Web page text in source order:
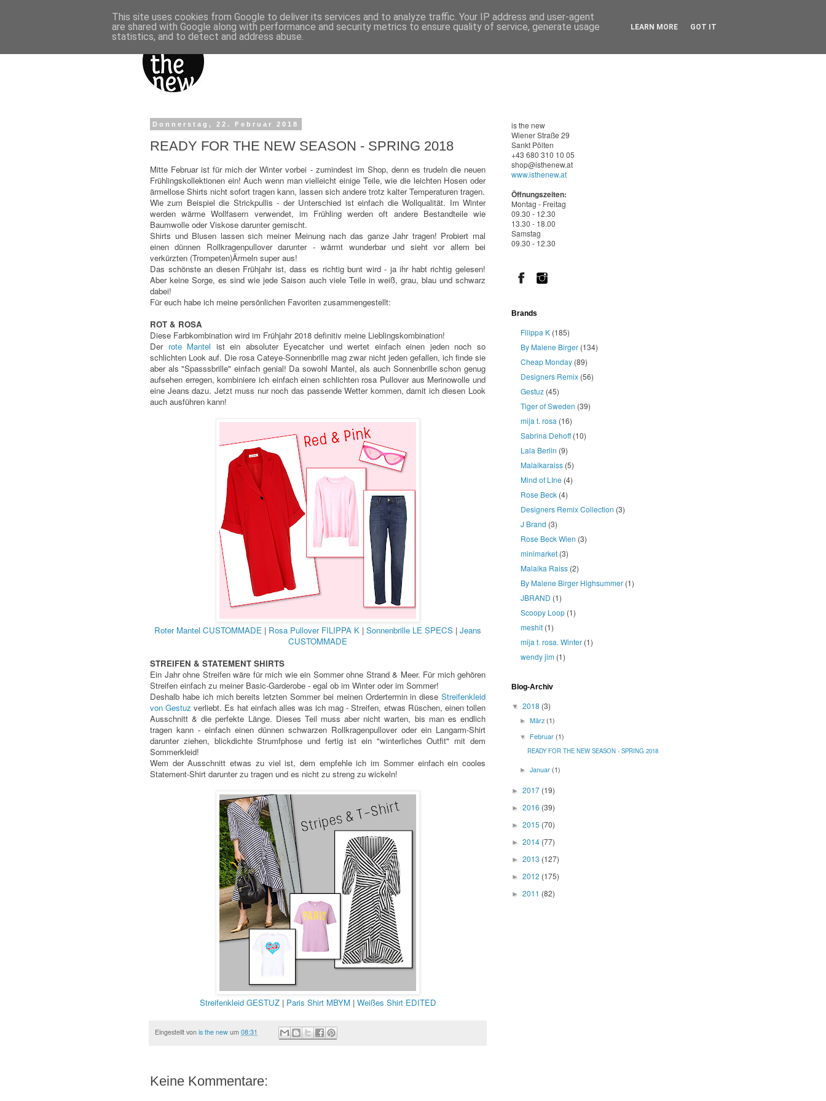
Donnerstag, 22. Februar 2018
READY FOR THE NEW SEASON - SPRING 2018
Mitte Februar ist für mich der Winter vorbei - zumindest im Shop, denn es trudeln die neuen
Frühlingskollektionen ein! Auch wenn man vielleicht einige Teile, wie die leichten Hosen oder
ärmellose Shirts nicht sofort tragen kann, lassen sich andere trotz kalter Temperaturen tragen.
Wie zum Beispiel die Strickpullis - der Unterschied ist einfach die Wollqualität. Im Winter
werden wärme Wollfasern verwendet, im Frühling werden oft andere Bestandteile wie
Baumwolle oder Viskose darunter gemischt.
Shirts und Blusen lassen sich meiner Meinung nach das ganze Jahr tragen! Probiert mal
einen dünnen Rollkragenpullover darunter - wärmt wunderbar und sieht vor allem bei
verkürzten (Trompeten)Ärmeln super aus!
Das schönste an diesen Frühjahr ist, dass es richtig bunt wird - ja ihr habt richtig gelesen!
Aber keine Sorge, es sind wie jede Saison auch viele Teile in weiß, grau, blau und schwarz
dabei!
Für euch habe ich meine persönlichen Favoriten zusammengestellt:
ROT & ROSA
Diese Farbkombination wird im Frühjahr 2018 definitiv meine Lieblingskombination!
Der rote Mantel ist ein absoluter Eyecatcher und wertet einfach einen jeden noch so
schlichten Look auf. Die rosa Cateye-Sonnenbrille mag zwar nicht jeden gefallen, ich finde sie
aber als "Spasssbrille" einfach genial! Da sowohl Mantel, als auch Sonnenbrille schon genug
aufsehen erregen, kombiniere ich einfach einen schlichten rosa Pullover aus Merinowolle und
eine Jeans dazu. Jetzt muss nur noch das passende Wetter kommen, damit ich diesen Look
auch ausführen kann!
Roter Mantel CUSTOMMADE | Rosa Pullover FILIPPA K | Sonnenbrille LE SPECS | Jeans
CUSTOMMADE
STREIFEN & STATEMENT SHIRTS
Ein Jahr ohne Streifen wäre für mich wie ein Sommer ohne Strand & Meer. Für mich gehören
Streifen einfach zu meiner Basic-Garderobe - egal ob im Winter oder im Sommer!
Deshalb habe ich mich bereits letzten Sommer bei meinen Ordertermin in diese Streifenkleid
von Gestuz verliebt. Es hat einfach alles was ich mag - Streifen, etwas Rüschen, einen tollen
Ausschnitt & die perfekte Länge. Dieses Teil muss aber nicht warten, bis man es endlich
tragen kann - einfach einen dünnen schwarzen Rollkragenpullover oder ein Langarm-Shirt
darunter ziehen, blickdichte Strumfphose und fertig ist ein "winterliches Outfit" mit dem
Sommerkleid!
Wem der Ausschnitt etwas zu viel ist, dem empfehle ich im Sommer einfach ein cooles
Statement-Shirt darunter zu tragen und es nicht zu streng zu wickeln!
Streifenkleid GESTUZ| Paris Shirt MBYM | Weißes Shirt EDITED
Eingestellt von is the new um 08:31
Keine Kommentare:
is the new
WienerStraße 29
Sankt Pölten
+43 680 310 10 05
shop@isthenew.at
www.isthenew.at
Öffnungszeiten:
Montag - Freitag
09.30 - 12.30
13.30 - 18.00
Samstag
09.30 - 12.30
Brands
Filippa K (185)
By Malene Birger (134)
Cheap Monday (89)
Designers Remix (56)
Gestuz (45)
Tiger of Sweden (39)
mija t. rosa (16)
Sabrina Dehoff (10)
Lala Berlin (9)
Malaikaraiss (5)
Mind of LIne (4)
Rose Beck (4)
Designers Remix Collection (3)
J Brand (3)
Rose Beck Wien (3)
minimarket (3)
Malaika Raiss (2)
By Malene Birger Highsummer (1)
JBRAND (1)
Scoopy Loop (1)
meshit (1)
mija t. rosa. Winter (1)
wendy jim (1)
Blog-Archiv
▼ 2018 (3)
► März (1)
▼ Februar (1)
READY FOR THE NEW SEASON - SPRING 2018
► Januar (1)
► 2017 (19)
► 2016 (39)
► 2015 (70)
► 2014 (77)
► 2013 (127)
► 2012 (175)
► 2011 (82)
This site uses cookies from Google to deliver its services and to analyze traffic. Your IP address and user-agent
are shared with Google along with performance and security metrics to ensure quality of service, generate usage
statistics, and to detect and address abuse.
LEARN MORE GOT IT